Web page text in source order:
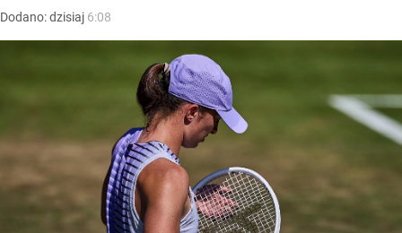
Dodano:dzisiaj 6:08